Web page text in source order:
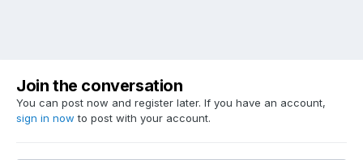
Join the conversation
You can post now and register later. If you have an account,
sign in now to post with your account.